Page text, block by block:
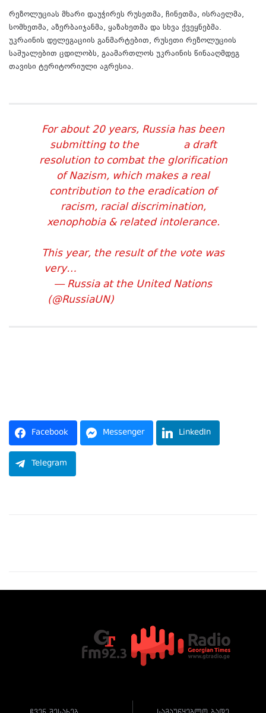
რეზოლუციას მხარი დაუჭირეს რუსეთმა, ჩინეთმა, ისრაელმა,
სომხეთმა, აზერბაიჯანმა, ყაზახეთმა და სხვა ქვეყნებმა.
უკრაინის დელეგაციის განმარტებით, რუსეთი რეზოლუციის
საშუალებით ცდილობს, გაამართლოს უკრაინის წინააღმდეგ
თავისი ტერიტორიული აგრესია.
For about 20 years, Russia has been
submitting to the
a draft
resolution to combat the glorification
of Nazism, which makes a real
contribution to the eradication of
racism, racial discrimination,
xenophobia & related intolerance.
This year, the result of the vote was
very…
— Russia at the United Nations
(@RussiaUN)
Facebook Messenger LinkedIn
Telegram